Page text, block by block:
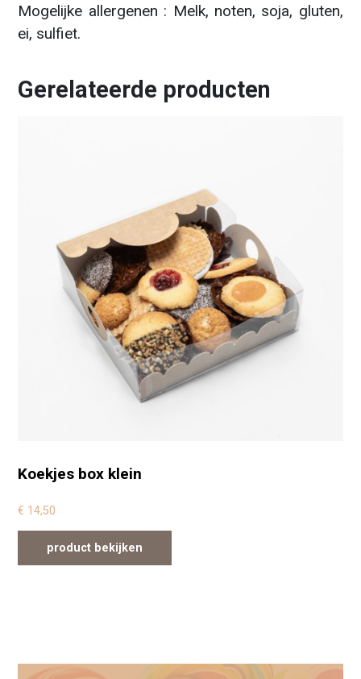
Mogelijke allergenen : Melk, noten, soja, gluten,
ei, sulfiet.
Gerelateerde producten
Koekjes box klein
€ 14,50
product bekijken